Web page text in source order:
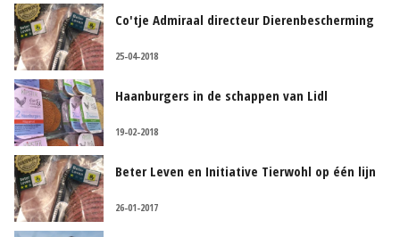
Co'tje Admiraal directeur Dierenbescherming
25-04-2018
Haanburgers in de schappen van Lidl
19-02-2018
Beter Leven en Initiative Tierwohl op één lijn
26-01-2017